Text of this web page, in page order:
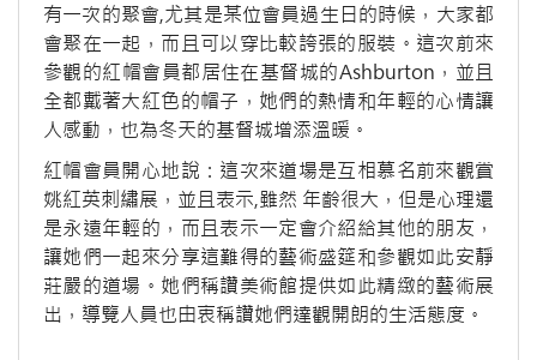
有一次的聚會,尤其是某位會員過生日的時候，大家都
會聚在一起，而且可以穿比較誇張的服裝。這次前來
參觀的紅帽會員都居住在基督城的Ashburton，並且
全都戴著大紅色的帽子，她們的熱情和年輕的心情讓
人感動，也為冬天的基督城增添溫暖。
紅帽會員開心地說：這次來道場是互相慕名前來觀賞
姚紅英刺繡展，並且表示,雖然 年齡很大，但是心理還
是永遠年輕的，而且表示一定會介紹給其他的朋友，
讓她們一起來分享這難得的藝術盛筵和參觀如此安靜
莊嚴的道場。她們稱讚美術館提供如此精緻的藝術展
出，導覽人員也由衷稱讚她們達觀開朗的生活態度。